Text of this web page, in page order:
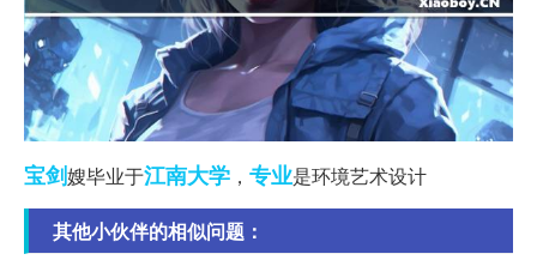
宝剑嫂毕业于江南大学 ， 专业是环境艺术设计
其他小伙伴的相似问题：